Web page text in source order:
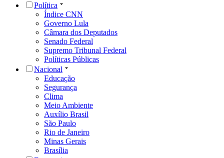
Política
Índice CNN
Governo Lula
Câmara dos Deputados
Senado Federal
Supremo Tribunal Federal
Políticas Públicas
Nacional
Educação
Segurança
Clima
Meio Ambiente
Auxílio Brasil
São Paulo
Rio de Janeiro
Minas Gerais
Brasília